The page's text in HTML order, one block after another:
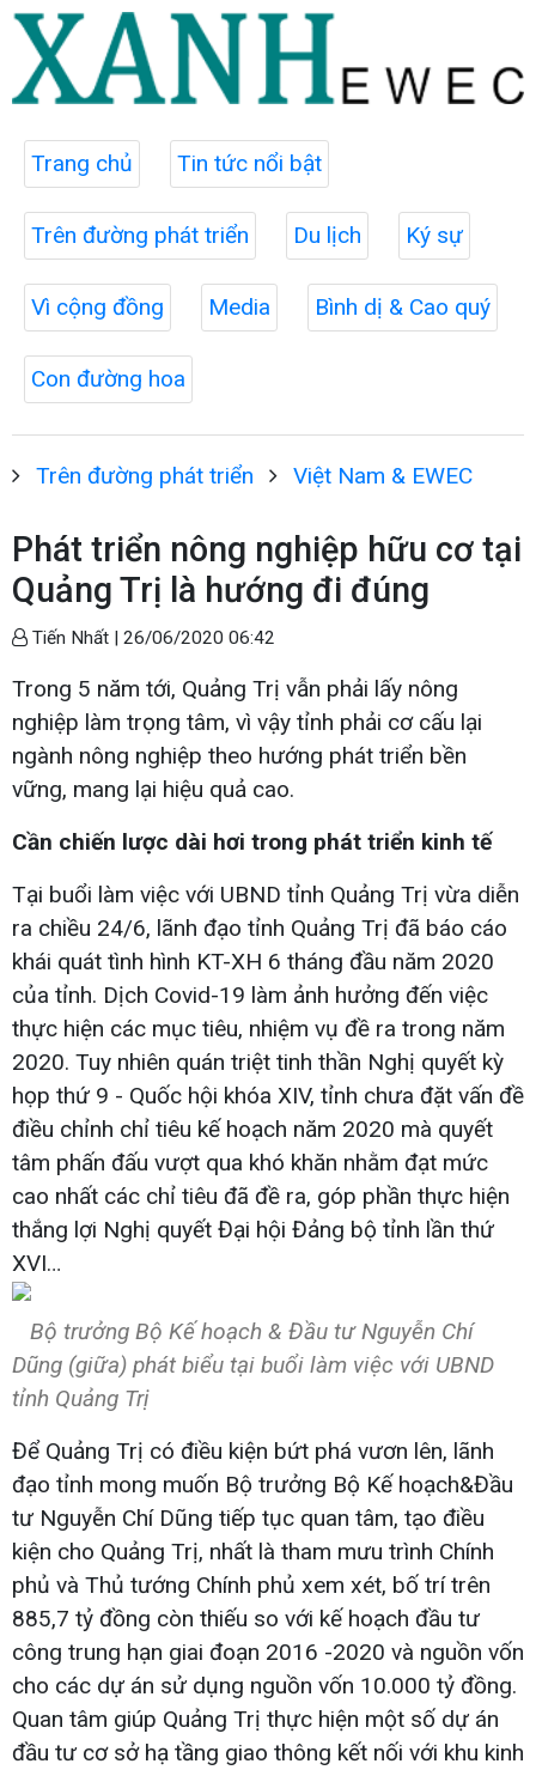
Trang chủ Tin tức nổi bật
Trên đường phát triển Du lịch Ký sự
Vì cộng đồng Media Bình dị & Cao quý
Con đường hoa
Trên đường phát triển Việt Nam & EWEC
Phát triển nông nghiệp hữu cơ tại
Quảng Trị là hướng đi đúng
Tiến Nhất | 26/06/2020 06:42
Trong 5 năm tới, Quảng Trị vẫn phải lấy nông
nghiệp làm trọng tâm, vì vậy tỉnh phải cơ cấu lại
ngành nông nghiệp theo hướng phát triển bền
vững, mang lại hiệu quả cao.
Cần chiến lược dài hơi trong phát triển kinh tế
Tại buổi làm việc với UBND tỉnh Quảng Trị vừa diễn
ra chiều 24/6, lãnh đạo tỉnh Quảng Trị đã báo cáo
khái quát tình hình KT-XH 6 tháng đầu năm 2020
của tỉnh. Dịch Covid-19 làm ảnh hưởng đến việc
thực hiện các mục tiêu, nhiệm vụ đề ra trong năm
2020. Tuy nhiên quán triệt tinh thần Nghị quyết kỳ
họp thứ 9 - Quốc hội khóa XIV, tỉnh chưa đặt vấn đề
điều chỉnh chỉ tiêu kế hoạch năm 2020 mà quyết
tâm phấn đấu vượt qua khó khăn nhằm đạt mức
cao nhất các chỉ tiêu đã đề ra, góp phần thực hiện
thắng lợi Nghị quyết Đại hội Đảng bộ tỉnh lần thứ
XVI…
Bộ trưởng Bộ Kế hoạch & Đầu tư Nguyễn Chí
Dũng (giữa) phát biểu tại buổi làm việc với UBND
tỉnh Quảng Trị
Để Quảng Trị có điều kiện bứt phá vươn lên, lãnh
đạo tỉnh mong muốn Bộ trưởng Bộ Kế hoạch&Đầu
tư Nguyễn Chí Dũng tiếp tục quan tâm, tạo điều
kiện cho Quảng Trị, nhất là tham mưu trình Chính
phủ và Thủ tướng Chính phủ xem xét, bố trí trên
885,7 tỷ đồng còn thiếu so với kế hoạch đầu tư
công trung hạn giai đoạn 2016 -2020 và nguồn vốn
cho các dự án sử dụng nguồn vốn 10.000 tỷ đồng.
Quan tâm giúp Quảng Trị thực hiện một số dự án
đầu tư cơ sở hạ tầng giao thông kết nối với khu kinh